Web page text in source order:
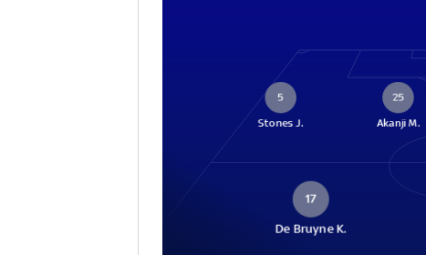
5
Stones J.
25
Akanji M.
17
De Bruyne K.